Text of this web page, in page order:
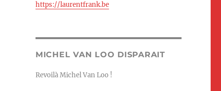
https://laurentfrank.be
MICHEL VAN LOO DISPARAIT
Revoilà Michel Van Loo !